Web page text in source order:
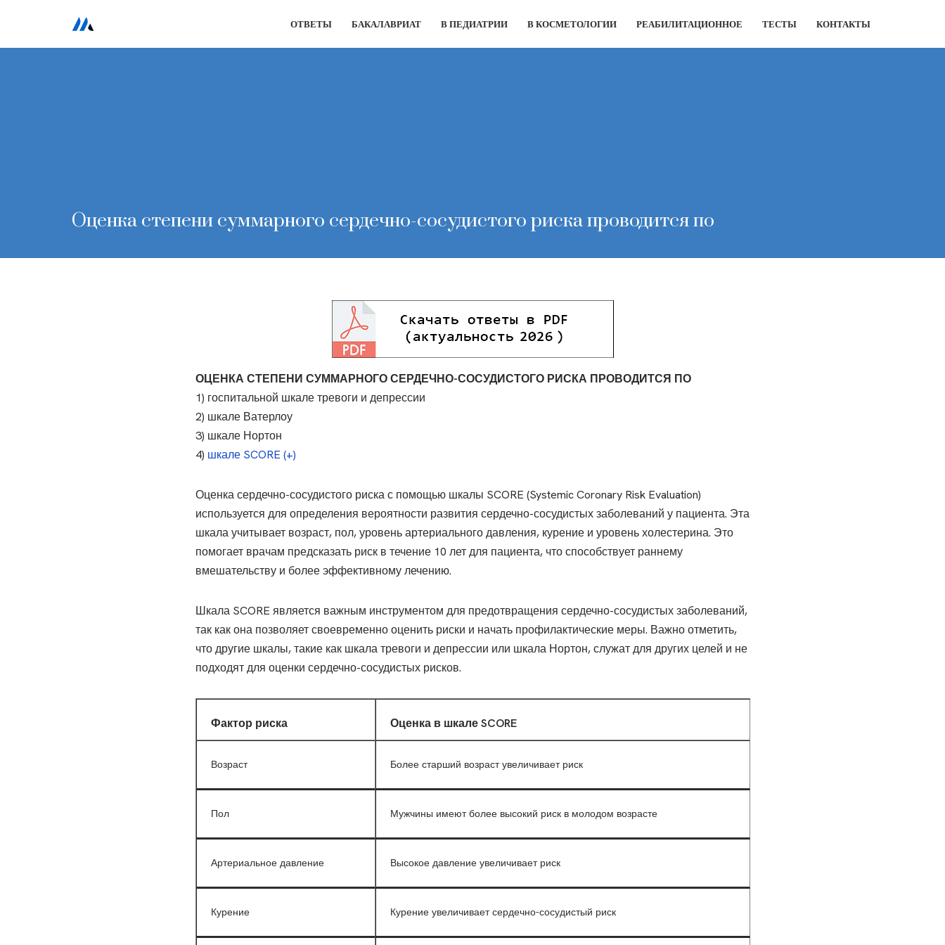
ОТВЕТЫ БАКАЛАВРИАТ В ПЕДИАТРИИ В КОСМЕТОЛОГИИ РЕАБИЛИТАЦИОННОЕ ТЕСТЫ КОНТАКТЫ
Оценка степени суммарного сердечно-сосудистого риска проводится по
ОЦЕНКА СТЕПЕНИ СУММАРНОГО СЕРДЕЧНО-СОСУДИСТОГО РИСКА ПРОВОДИТСЯ ПО
1) госпитальной шкале тревоги и депрессии
2) шкале Ватерлоу
3) шкале Нортон
4) шкале SCORE (+)
Оценка сердечно-сосудистого риска с помощью шкалы SCORE (Systemic Coronary Risk Evaluation)
используется для определения вероятности развития сердечно-сосудистых заболеваний у пациента. Эта
шкала учитывает возраст, пол, уровень артериального давления, курение и уровень холестерина. Это
помогает врачам предсказать риск в течение 10 лет для пациента, что способствует раннему
вмешательству и более эффективному лечению.
Шкала SCORE является важным инструментом для предотвращения сердечно-сосудистых заболеваний,
так как она позволяет своевременно оценить риски и начать профилактические меры. Важно отметить,
что другие шкалы, такие как шкала тревоги и депрессии или шкала Нортон, служат для других целей и не
подходят для оценки сердечно-сосудистых рисков.
Фактор риска Оценка в шкале SCORE
Возраст Более старший возраст увеличивает риск
Пол Мужчины имеют более высокий риск в молодом возрасте
Артериальное давление Высокое давление увеличивает риск
Курение Курение увеличивает сердечно-сосудистый риск